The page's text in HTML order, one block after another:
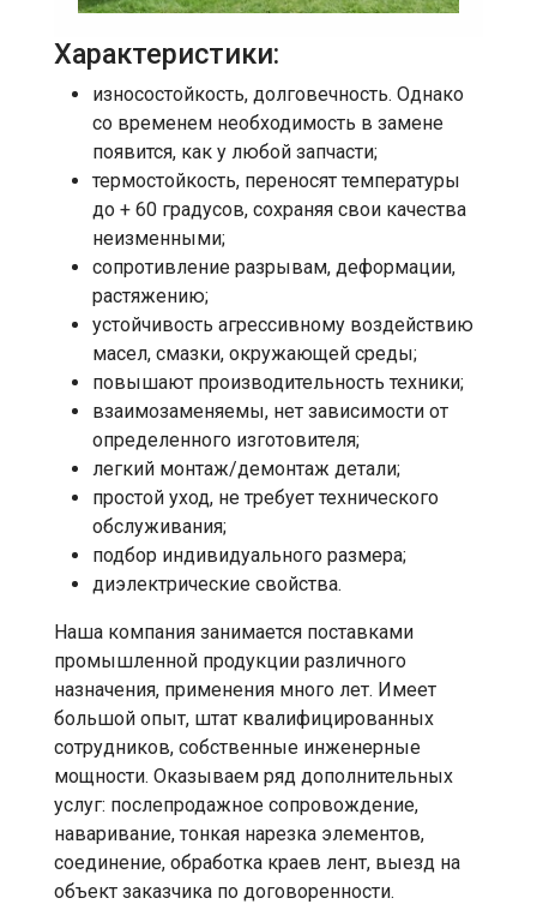
Характеристики:
износостойкость, долговечность. Однако
со временем необходимость в замене
появится, как у любой запчасти;
термостойкость, переносят температуры
до + 60 градусов, сохраняя свои качества
неизменными;
сопротивление разрывам, деформации,
растяжению;
устойчивость агрессивному воздействию
масел, смазки, окружающей среды;
повышают производительность техники;
взаимозаменяемы, нет зависимости от
определенного изготовителя;
легкий монтаж/демонтаж детали;
простой уход, не требует технического
обслуживания;
подбор индивидуального размера;
диэлектрические свойства.
Наша компания занимается поставками
промышленной продукции различного
назначения, применения много лет. Имеет
большой опыт, штат квалифицированных
сотрудников, собственные инженерные
мощности. Оказываем ряд дополнительных
услуг: послепродажное сопровождение,
наваривание, тонкая нарезка элементов,
соединение, обработка краев лент, выезд на
объект заказчика по договоренности.